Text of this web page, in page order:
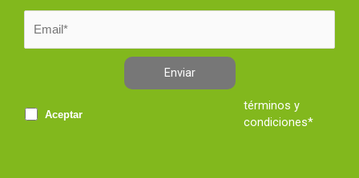
Enviar
Aceptar
términos y
condiciones*